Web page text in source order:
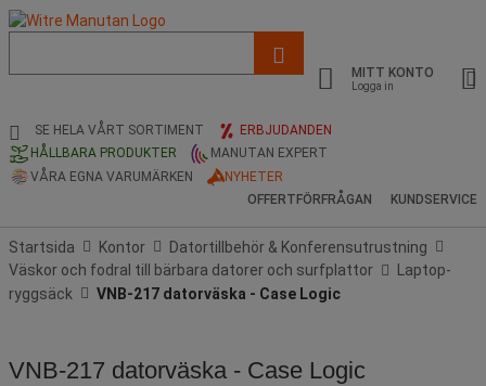
och
sökhistorik
MITT KONTO
Logga in
SE HELA VÅRT SORTIMENT
ERBJUDANDEN
HÅLLBARA PRODUKTER
MANUTAN EXPERT
VÅRA EGNA VARUMÄRKEN
NYHETER
OFFERTFÖRFRÅGAN
KUNDSERVICE
Startsida Kontor
Datortillbehör & Konferensutrustning
Väskor och fodral till bärbara datorer och surfplattor
Laptop-
ryggsäck
VNB-217 datorväska - Case Logic
VNB-217 datorväska - Case Logic